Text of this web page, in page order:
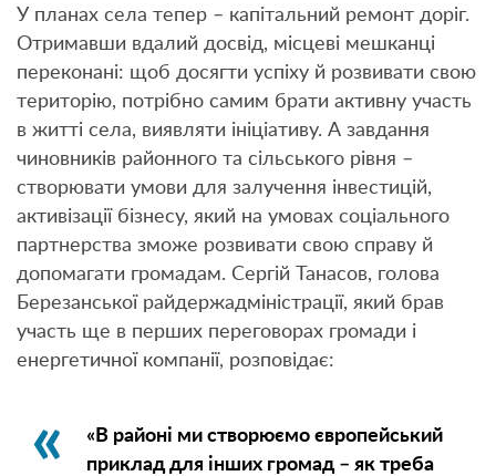
У планах села тепер – капітальний ремонт доріг.
Отримавши вдалий досвід, місцеві мешканці
переконані: щоб досягти успіху й розвивати свою
територію, потрібно самим брати активну участь
в житті села, виявляти ініціативу. А завдання
чиновників районного та сільського рівня –
створювати умови для залучення інвестицій,
активізації бізнесу, який на умовах соціального
партнерства зможе розвивати свою справу й
допомагати громадам. Сергій Танасов, голова
Березанської райдержадміністрації, який брав
участь ще в перших переговорах громади і
енергетичної компанії, розповідає:
«В районі ми створюємо європейський
приклад для інших громад – як треба